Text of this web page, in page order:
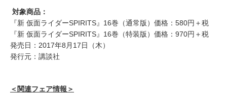
対象商品：
『新 仮面ライダーSPIRITS』16巻（通常版）価格：580円＋税
『新 仮面ライダーSPIRITS』16巻（特装版）価格：970円＋税
発売日：2017年8月17日（木）
発行元：講談社
＜関連フェア情報＞